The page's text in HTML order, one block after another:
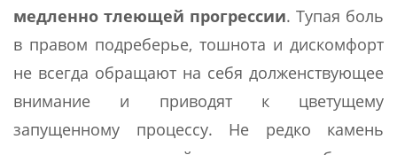
медленно тлеющей прогрессии. Тупая боль
в правом подреберье, тошнота и дискомфорт
не всегда обращают на себя долженствующее
внимание и приводят к цветущему
запущенному процессу. Не редко камень